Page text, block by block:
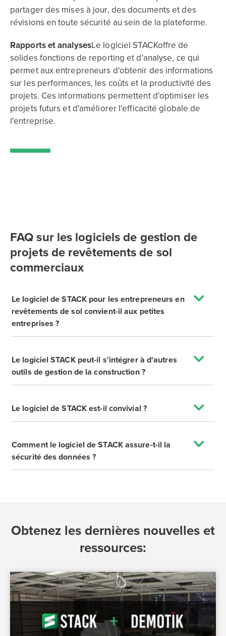
partager des mises à jour, des documents et des
révisions en toute sécurité au sein de la plateforme.
Rapports et analysesLe logiciel STACKoffre de
solides fonctions de reporting et d'analyse, ce qui
permet aux entrepreneurs d'obtenir des informations
sur les performances, les coûts et la productivité des
projets. Ces informations permettent d'optimiser les
projets futurs et d'améliorer l'efficacité globale de
l'entreprise.
FAQ sur les logiciels de gestion de
projets de revêtements de sol
commerciaux
Le logiciel de STACK pour les entrepreneurs en
revêtements de sol convient-il aux petites
entreprises ?
Le logiciel STACK peut-il s'intégrer à d'autres
outils de gestion de la construction ?
Le logiciel de STACK est-il convivial ?
Comment le logiciel de STACK assure-t-il la
sécurité des données ?
Obtenez les dernières nouvelles et
ressources: